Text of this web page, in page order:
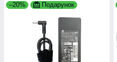
–20% Подарунок